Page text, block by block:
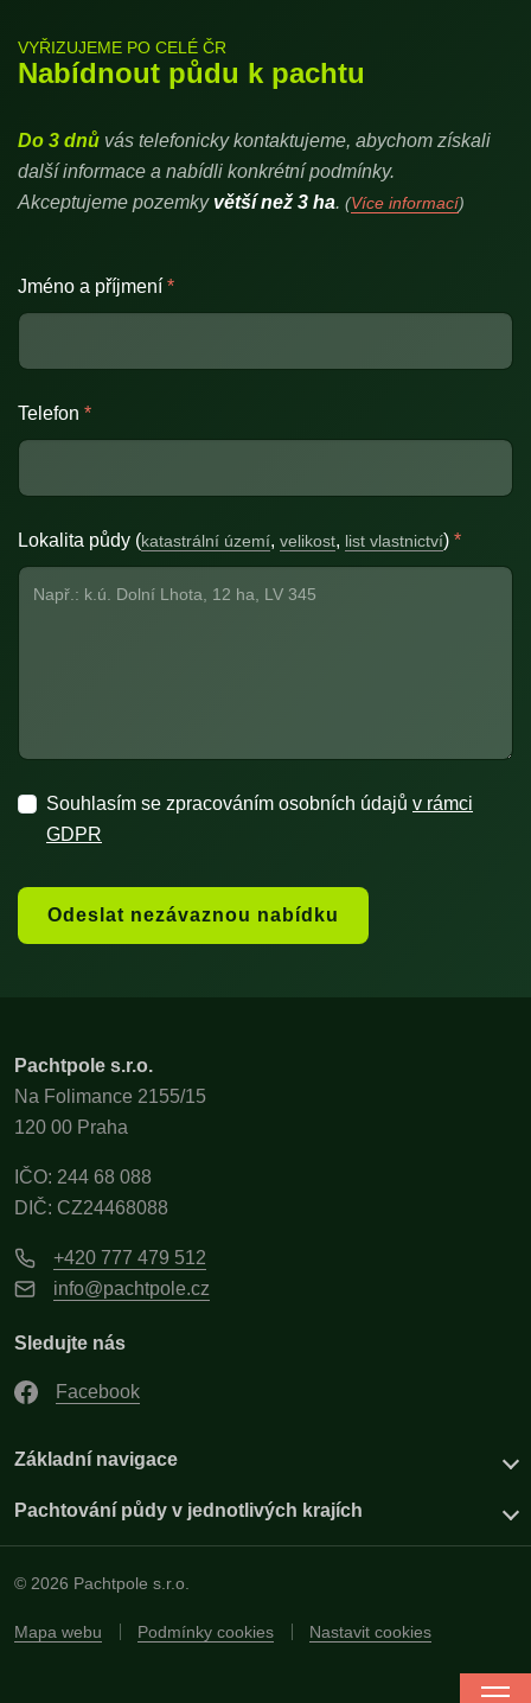
VYŘIZUJEME PO CELÉ ČR
Nabídnout půdu k pachtu
Do 3 dnů vás telefonicky kontaktujeme, abychom získali
další informace a nabídli konkrétní podmínky.
Akceptujeme pozemky větší než 3 ha. (Více informací)
Jméno a příjmení *
Telefon *
Lokalita půdy (katastrální území, velikost, list vlastnictví) *
Souhlasím se zpracováním osobních údajů v rámci
GDPR
Odeslat nezávaznou nabídku
Pachtpole s.r.o.
Na Folimance 2155/15
120 00 Praha
IČO: 244 68 088
DIČ: CZ24468088
+420 777 479 512
info@pachtpole.cz
Sledujte nás
Facebook
Základní navigace
Pachtování půdy v jednotlivých krajích
© 2026 Pachtpole s.r.o.
Mapa webu Podmínky cookies Nastavit cookies